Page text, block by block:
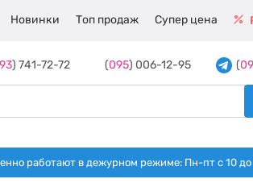
Новинки Топ продаж Супер цена
) 741-72-72 (095) 006-12-95 (
работают в дежурном режиме: Пн-пт с 10 до